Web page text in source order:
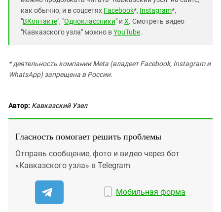
как обычно, и в соцсетях Facebook*, Instagram*,
"ВКонтакте", "Одноклассники" и X. Смотреть видео
"Кавказского узла" можно вYouTube.
* деятельность компании Meta (владеет Facebook, Instagram и
WhatsApp) запрещена в России.
Автор: Кавказский Узел
Гласность помогает решить проблемы
Отправь сообщение, фото и видео через бот
«Кавказского узла» в Telegram
Мобильная форма